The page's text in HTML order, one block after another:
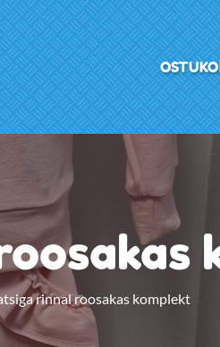
rinnal roosakas komplekt